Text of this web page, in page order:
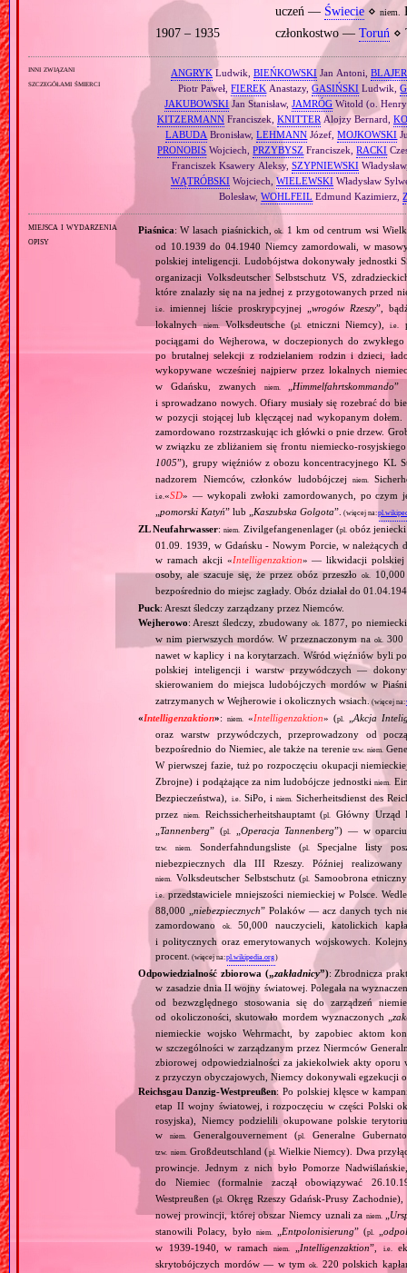
uczeń — Świecie⋄ niem.
1907 – 1935
członkostwo — Toruń ⋄
inni związani
szczegółami śmierci
ANGRYKLudwik, BIEŃKOWSKIJan Antoni, BLAJER
Piotr Paweł,FIEREK Anastazy,GASIŃSKI Ludwik,
JAKUBOWSKIJan Stanisław,JAMRÓG Witold (o.
KITZERMANNFranciszek, KNITTER Alojzy Bernard,
LABUDA Bronisław,LEHMANN Józef,MOJKOWSKI
PRONOBIS Wojciech,PRZYBYSZ Franciszek,RACKI
Franciszek Ksawery Aleksy, SZYPNIEWSKI
WĄTRÓBSKI Wojciech, WIELEWSKIWładysław
Bolesław,WOHLFEIL Edmund Kazimierz,
miejsca i wydarzenia
opisy
Piaśnica: W lasach piaśnickich,ok. 1 km od centrum wsi
od 10.1939 do 04.1940 Niemcy zamordowali, w
polskiej inteligencji. Ludobójstwa dokonywały jednostki
organizacji Volksdeutscher Selbstschutz VS,
które znalazły się na na jednej z przygotowanych przed
i.e. imiennej liście proskrypcyjnej „wrogów Rzeszy”,
lokalnychniem.Volksdeutsche (pl. etniczni Niemcy),i.e.
pociągami do Wejherowa, w doczepionych do
po brutalnej selekcji z rodzielaniem rodzin i dzieci,
wykopywane wcześniej najpierw przez lokalnych
w Gdańsku, zwanych
niem. Himmelfahrtskommando”
i sprowadzano nowych. Ofiary musiały się rozebrać do
w pozycji stojącej lub klęczącej nad wykopanym
zamordowano rozstrzaskując ich główki o pnie drzew.
w związku ze zbliżaniem się frontu
1005”), grupy więźniów z obozu koncentracyjnego KL
nadzorem Niemców, członków ludobójczej
niem.
i.e.«SD» — wykopali zwłoki zamordowanych, po czym
„pomorski Katyń” lub „ Kaszubska Golgota”. (więcej na:
ZL Neufahrwasser:niem. Zivilgefangenenlager (pl. obóz
01.09. 1939, w Gdańsku ‐ Nowym Porcie, w należących
w ramach akcji «Intelligenzaktion» — likwidacji polskiej
osoby, ale szacuje się, że przez obóz przeszło
ok.
bezpośrednio do miejsc zagłady. Obóz działał do
Puck: Areszt śledczy zarządzany przez Niemców.
Wejherowo: Areszt śledczy, zbudowany ok. 1877, po
w nim pierwszych mordów. W przeznaczonym naok. 300
nawet w kaplicy i na korytarzach. Wśród więźniów byli
polskiej inteligencji i warstw przywódczych —
skierowaniem do miejsca ludobójczych mordów w
zatrzymanych w Wejherowie i okolicznych wsiach. (więcej na:
«Intelligenzaktion»: niem. «Intelligenzaktion» (pl. „Akcja
oraz warstw przywódczych, przeprowadzony od
bezpośrednio do Niemiec, ale także na terenie tzw. niem.
W pierwszej fazie, tuż po rozpoczęciu okupacji
Zbrojne) i podążające za nim ludobójcze jednostkiniem.
Bezpieczeństwa),
i.e. SiPo, i niem. Sicherheitsdienst des
przezniem. Reichssicherheitshauptamt (pl.
Główny Urząd
„Tannenberg” (pl. Operacja Tannenberg”) — w oparciu
tzw. niem. Sonderfahndungsliste (pl.
Specjalne listy
niebezpiecznych dla III Rzeszy. Później
niem. Volksdeutscher Selbstschutz (pl. Samoobrona
i.e.przedstawiciele mniejszości niemieckiej w Polsce.
88,000 „niebezpiecznych” Polaków — acz danych tych
zamordowano
ok.
50,000 nauczycieli, katolickich
i politycznych oraz emerytowanych wojskowych.
procent. (więcej na:pl.wikipedia.org)
Odpowiedzialność zbiorowa („zakładnicy”): Zbrodnicza
w zasadzie dnia II wojny światowej. Polegała na
od bezwzględnego stosowania się do zarządzeń
od okoliczoności, skutowało mordem wyznaczonych „
niemieckie wojsko Wehrmacht, by zapobiec aktom
w szczególności w zarządzanym przez Niermców
zbiorowej odpowiedzialności za jakiekolwiek akty oporu
z przyczyn obyczajowych, Niemcy dokonywali egzekucji
Reichsgau Danzig‐Westpreußen: Po polskiej klęsce w
etap II wojny światowej, i rozpoczęciu w części Polski
rosyjska), Niemcy podzielili okupowane polskie
wniem. Generalgouvernement (pl. Generalne
tzw. niem. Großdeutschland (pl. Wielkie Niemcy). Dwa
prowincje. Jednym z nich było Pomorze
do Niemiec (formalnie zaczął obowiązywać
Westpreußen (pl. Okręg Rzeszy Gdańsk‐Prusy
nowej prowincji, której obszar Niemcy uznali za niem.
stanowili Polacy, było
niem. Entpolonisierung” (pl.
w 1939‐1940, w ramachniem. Intelligenzaktion”, i.e.
skrytobójczych mordów — w tymok. 220 polskich